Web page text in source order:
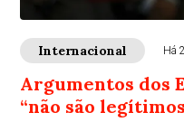
Internacional Há
Argumentos dos
“não são